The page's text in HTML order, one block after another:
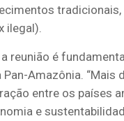
ilegal).
reunião é
Pan-Amazônia .
entre os países
e